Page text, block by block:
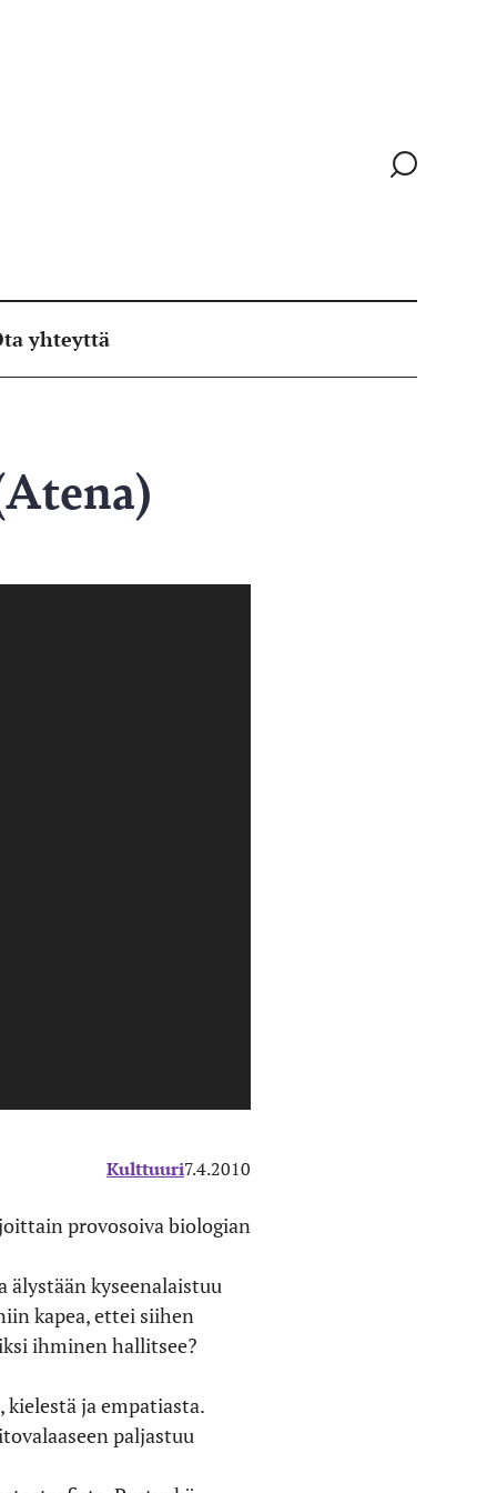
Siirry
yhteyttä
Kulttuuri7.4.2010
provosoiva biologian
kyseenalaistuu
kapea, ettei siihen
ihminen hallitsee?
ja empatiasta.
paljastuu